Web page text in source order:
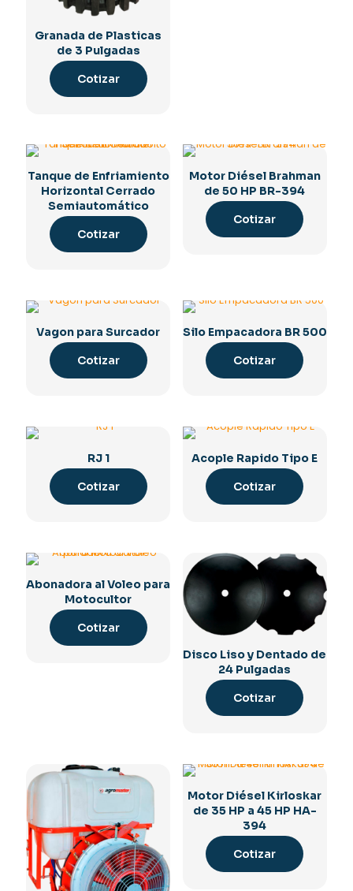
Granada de Plasticas
de 3 Pulgadas
Cotizar
Tanque de Enfriamiento
Horizontal Cerrado
Semiautomático
Cotizar
Motor Diésel Brahman
de 50 HP BR-394
Cotizar
Vagon para Surcador
Cotizar
Silo Empacadora BR 500
Cotizar
RJ 1
Cotizar
Acople Rapido Tipo E
Cotizar
Abonadora al Voleo para
Motocultor
Cotizar
Disco Liso y Dentado de
24 Pulgadas
Cotizar
Motor Diésel Kirloskar
de 35 HP a 45 HP HA-
394
Cotizar